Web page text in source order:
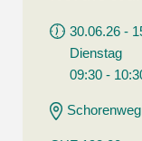
30.06.26 -
Dienstag
09:30 -